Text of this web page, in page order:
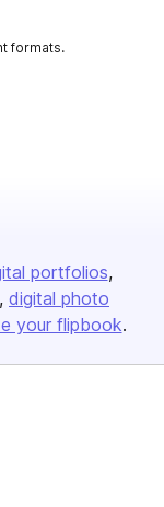
formats.
portfolios
digital photo
your flipbook.